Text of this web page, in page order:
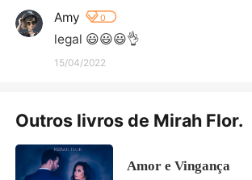
Amy 0
legal 😃😃😃👌
15/04/2022
Outros livros de Mirah Flor.
Amor e Vingança